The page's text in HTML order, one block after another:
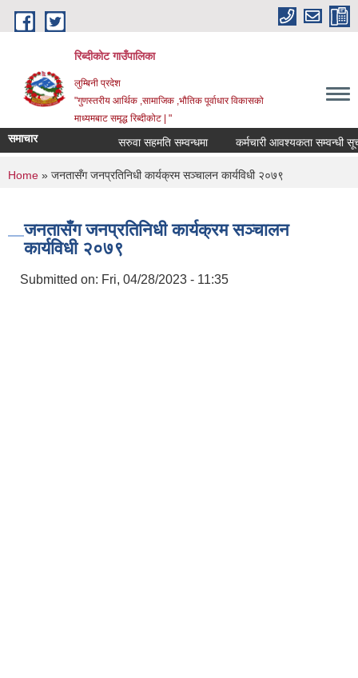
Skip to main content
रिब्दीकोट गाउँपालिका
लुम्बिनी प्रदेश
"गुणस्तरीय आर्थिक ,सामाजिक ,भौतिक पूर्वाधार विकासको
माध्यमबाट समृद्ध रिब्दीकोट | "
समाचार सरुवा सहमति सम्वन्धमा कर्मचारी आवश्यकता सम्वन्धी सूचना
You are here
Home » जनतासँग जनप्रतिनिधी कार्यक्रम सञ्चालन कार्यविधी २०७९
जनतासँग जनप्रतिनिधी कार्यक्रम सञ्चालन
कार्यविधी २०७९
Submitted on: Fri, 04/28/2023 - 11:35